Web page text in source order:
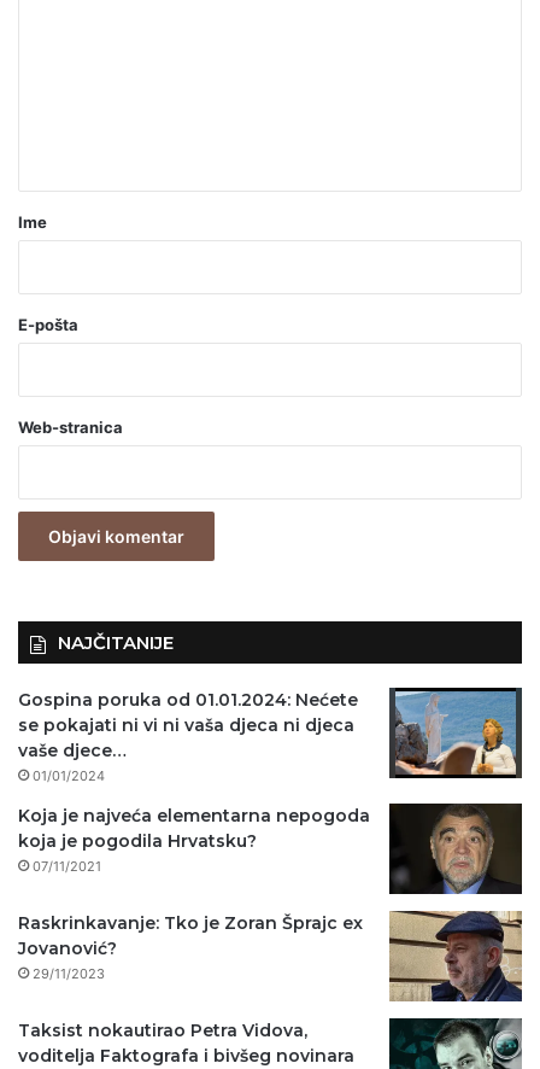
r
o
a
v
z
Ime
E-pošta
Web-stranica
NAJČITANIJE
Gospina poruka od 01.01.2024: Nećete
se pokajati ni vi ni vaša djeca ni djeca
vaše djece…
01/01/2024
Koja je najveća elementarna nepogoda
koja je pogodila Hrvatsku?
07/11/2021
Raskrinkavanje: Tko je Zoran Šprajc ex
Jovanović?
29/11/2023
Taksist nokautirao Petra Vidova,
voditelja Faktografa i bivšeg novinara